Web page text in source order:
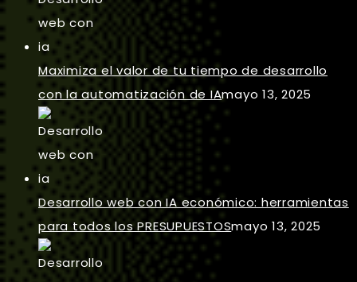
Maximiza el valor de tu tiempo de desarrollo
con la automatización de IAmayo 13, 2025
Desarrollo web con IA económico: herramientas
para todos los PRESUPUESTOSmayo 13, 2025